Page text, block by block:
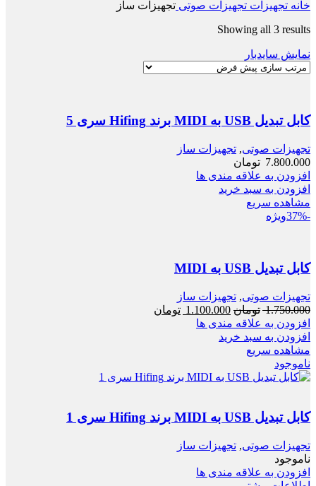
خانه تجهیزات تجهیزات صوتی تجهیزات ساز
Showing all 3 results
نمایش سایدبار
کابل تبدیل USB به MIDI برند Hifing سری 5
تجهیزات صوتی, تجهیزات ساز
7.800.000 تومان
افزودن به علاقه مندی ها
افزودن به سبد خرید
مشاهده سریع
-37%
ویژه
کابل تبدیل USB به MIDI
تجهیزات صوتی, تجهیزات ساز
1.750.000 تومان قیمت
اصلی:
1.100.000 تومان
افزودن به علاقه مندی ها
افزودن به سبد خرید
مشاهده سریع
ناموجود
کابل تبدیل USB به MIDI برند Hifing سری 1
تجهیزات صوتی, تجهیزات ساز
ناموجود
افزودن به علاقه مندی ها